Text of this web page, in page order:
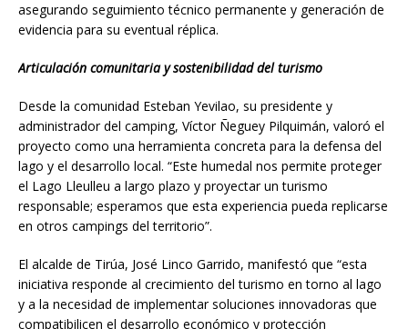
asegurando seguimiento técnico permanente y generación de
evidencia para su eventual réplica.
Articulación comunitaria y sostenibilidad del turismo
Desde la comunidad Esteban Yevilao, su presidente y
administrador del camping, Víctor Ñeguey Pilquimán, valoró el
proyecto como una herramienta concreta para la defensa del
lago y el desarrollo local. “Este humedal nos permite proteger
el Lago Lleulleu a largo plazo y proyectar un turismo
responsable; esperamos que esta experiencia pueda replicarse
en otros campings del territorio”.
El alcalde de Tirúa, José Linco Garrido, manifestó que “esta
iniciativa responde al crecimiento del turismo en torno al lago
y a la necesidad de implementar soluciones innovadoras que
compatibilicen el desarrollo económico y protección